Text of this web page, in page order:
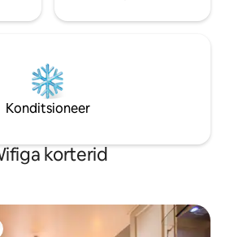
Konditsioneer
korterid